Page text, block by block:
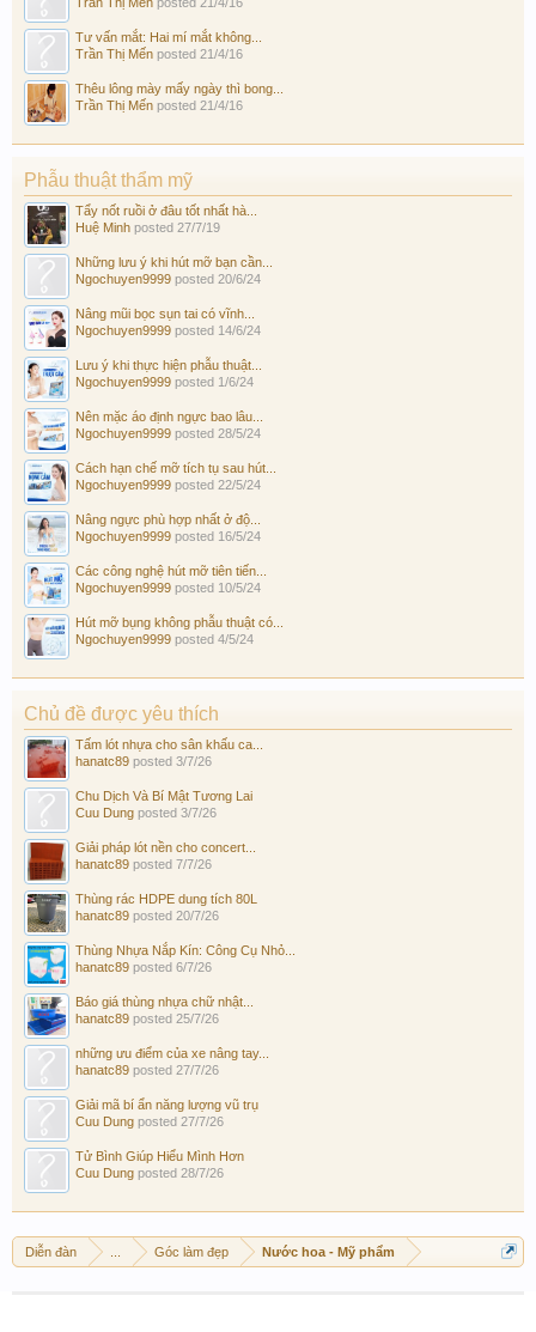
Tư vấn mắt: Hai mí mắt không...
Trần Thị Mến posted 21/4/16
Thêu lông mày mấy ngày thì bong...
Trần Thị Mến posted 21/4/16
Phẫu thuật thẩm mỹ
Tẩy nốt ruồi ở đâu tốt nhất hà...
Huệ Minh posted 27/7/19
Những lưu ý khi hút mỡ bạn cần...
Ngochuyen9999 posted 20/6/24
Nâng mũi bọc sụn tai có vĩnh...
Ngochuyen9999 posted 14/6/24
Lưu ý khi thực hiện phẫu thuật...
Ngochuyen9999 posted 1/6/24
Nên mặc áo định ngực bao lâu...
Ngochuyen9999 posted 28/5/24
Cách hạn chế mỡ tích tụ sau hút...
Ngochuyen9999 posted 22/5/24
Nâng ngực phù hợp nhất ở độ...
Ngochuyen9999 posted 16/5/24
Các công nghệ hút mỡ tiên tiến...
Ngochuyen9999 posted 10/5/24
Hút mỡ bụng không phẫu thuật có...
Ngochuyen9999 posted 4/5/24
Chủ đề được yêu thích
Tấm lót nhựa cho sân khấu ca...
hanatc89 posted 3/7/26
Chu Dịch Và Bí Mật Tương Lai
Cuu Dung posted 3/7/26
Giải pháp lót nền cho concert...
hanatc89 posted 7/7/26
Thùng rác HDPE dung tích 80L
hanatc89 posted 20/7/26
Thùng Nhựa Nắp Kín: Công Cụ Nhỏ...
hanatc89 posted 6/7/26
Báo giá thùng nhựa chữ nhật...
hanatc89 posted 25/7/26
những ưu điểm của xe nâng tay...
hanatc89 posted 27/7/26
Giải mã bí ẩn năng lượng vũ trụ
Cuu Dung posted 27/7/26
Tử Bình Giúp Hiểu Mình Hơn
Cuu Dung posted 28/7/26
Diễn đàn Góc làm đẹp Nước hoa - Mỹ phẩm